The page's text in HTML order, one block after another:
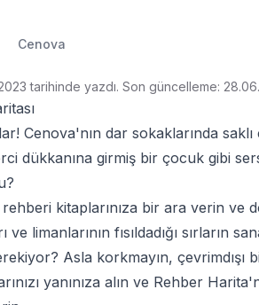
Cenova
tarihinde yazdı. Son güncelleme:
Cenova'nın dar sokaklarında saklı
dükkanına girmiş bir çocuk gibi
rehberi kitaplarınıza bir ara verin ve
limanlarının fısıldadığı sırların
Asla korkmayın, çevrimdışı
yanınıza alın ve Rehber